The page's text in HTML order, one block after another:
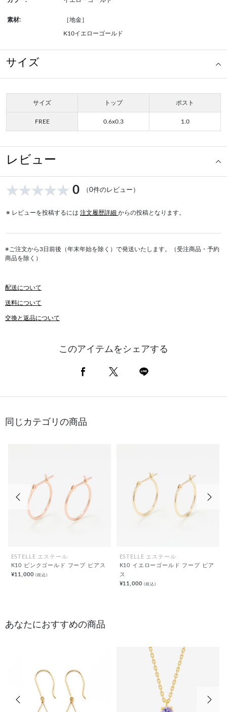
素材: ［地金］
K10イエローゴールド
サイズ
サイズ トップ ポスト
FREE 0.6x0.3 1.0
レビュー
0 （0件のレビュー）
※ レビューを投稿するには 注文履歴詳細 からの投稿となります。
※ご注文から3日前後（年末年始を除く）で発送いたします。（受注商品・予約
商品を除く）
配送について
送料について
交換と返品について
このアイテムをシェアする
同じカテゴリの商品
ESTELLE エステール
K10 ピンクゴールド フープ ピアス
¥11,000(税込)
ESTELLE エステール
K10 イエローゴールド フープ ピア
ス
¥11,000(税込)
前の画像
あなたにおすすめの商品
前の画像